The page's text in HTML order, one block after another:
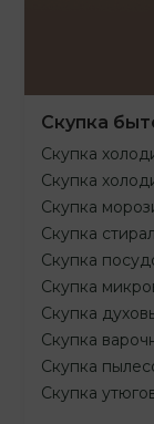
Скупка
Скупка
Скупка
Скупка
Скупка
Скупка
Скупка
Скупка
Скупка
Скупка
Скупка